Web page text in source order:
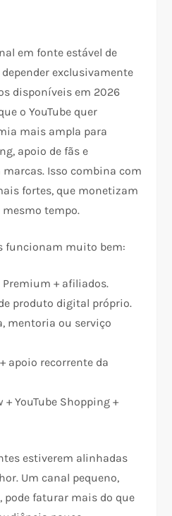
em fonte estável de
exclusivamente
disponíveis em 2026
o YouTube quer
mais ampla para
apoio de fãs e
Isso combina com
fortes, que monetizam
tempo.
funcionam muito bem:
Premium + afiliados.
produto digital próprio.​​
mentoria ou serviço
apoio recorrente da
+ YouTube Shopping +
estiverem alinhadas
Um canal pequeno,
pode faturar mais do que